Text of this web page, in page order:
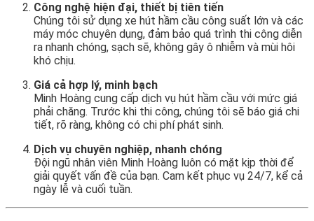
Công nghệ hiện đại, thiết bị tiên tiến
Chúng tôi sử dụng xe hút hầm cầu công suất lớn và các
máy móc chuyên dụng, đảm bảo quá trình thi công diễn
ra nhanh chóng, sạch sẽ, không gây ô nhiễm và mùi hôi
khó chịu.
Giá cả hợp lý, minh bạch
Minh Hoàng cung cấp dịch vụ hút hầm cầu với mức giá
phải chăng. Trước khi thi công, chúng tôi sẽ báo giá chi
tiết, rõ ràng, không có chi phí phát sinh.
Dịch vụ chuyên nghiệp, nhanh chóng
Đội ngũ nhân viên Minh Hoàng luôn có mặt kịp thời để
giải quyết vấn đề của bạn. Cam kết phục vụ 24/7, kể cả
ngày lễ và cuối tuần.